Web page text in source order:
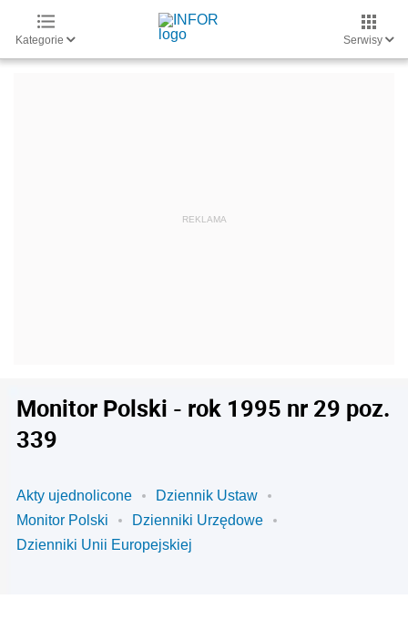
Kategorie Serwisy
Monitor Polski - rok 1995 nr 29 poz.
339
Akty ujednolicone
Dziennik Ustaw
Monitor Polski
Dzienniki Urzędowe
Dzienniki Unii Europejskiej